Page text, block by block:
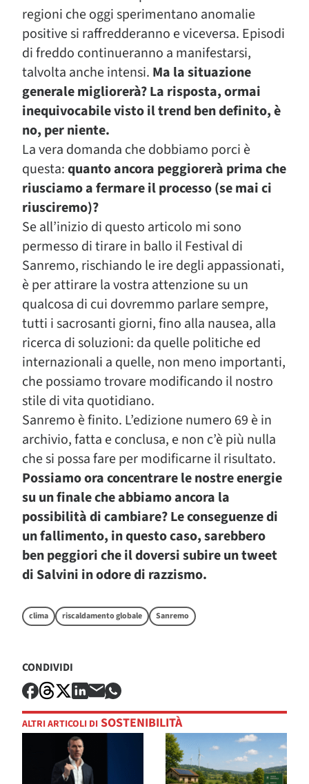
regioni che oggi sperimentano anomalie
positive si raffredderanno e viceversa. Episodi
di freddo continueranno a manifestarsi,
talvolta anche intensi. Ma la situazione
generale migliorerà? La risposta, ormai
inequivocabile visto il trend ben definito, è
no, per niente.
La vera domanda che dobbiamo porci è
questa:quanto ancora peggiorerà prima che
riusciamo a fermare il processo (se mai ci
riusciremo)?
Se all’inizio di questo articolo mi sono
permesso di tirare in ballo il Festival di
Sanremo, rischiando le ire degli appassionati,
è per attirare la vostra attenzione su un
qualcosa di cui dovremmo parlare sempre,
tutti i sacrosanti giorni, fino alla nausea, alla
ricerca di soluzioni: da quelle politiche ed
internazionali a quelle, non meno importanti,
che possiamo trovare modificando il nostro
stile di vita quotidiano.
Sanremo è finito. L’edizione numero 69 è in
archivio, fatta e conclusa, e non c’è più nulla
che si possa fare per modificarne il risultato.
Possiamo ora concentrare le nostre energie
su un finale che abbiamo ancora la
possibilità di cambiare? Le conseguenze di
un fallimento, in questo caso, sarebbero
ben peggiori che il doversi subire un tweet
di Salvini in odore di razzismo.
clima riscaldamento globale Sanremo
CONDIVIDI
ALTRI ARTICOLI DI SOSTENIBILITÀ